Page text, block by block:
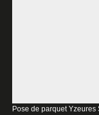
Pose de parquet Yzeures